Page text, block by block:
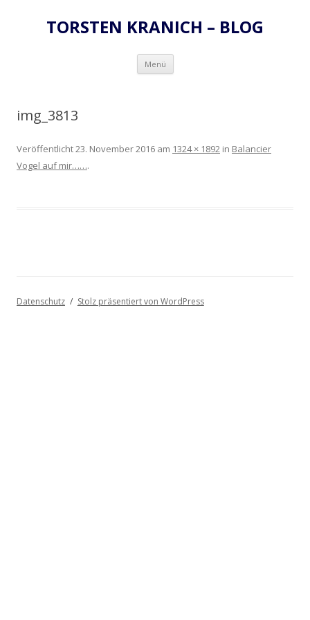
TORSTEN KRANICH – BLOG
Menü Zum
springen
img_3813
Veröffentlicht23. November 2016 am 1324 × 1892 in Balancier
Vogel auf mir…….
Datenschutz Stolz präsentiert von WordPress